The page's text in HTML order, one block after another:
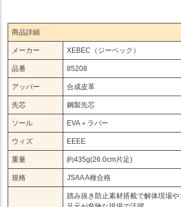
商品詳細
メーカー XEBEC（ジーベック）
品番 85208
アッパー 合成皮革
先芯 鋼製先芯
ソール EVA＋ラバー
ウィズ EEEE
重量 約435g(26.0cm片足)
規格 JSAA A種合格
踏み抜き防止素材搭載で解体現場